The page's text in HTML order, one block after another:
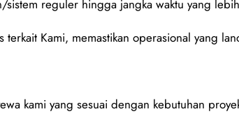
reguler hingga jangka waktu yang
Kami, memastikan operasional yang
kami yang sesuai dengan kebutuhan